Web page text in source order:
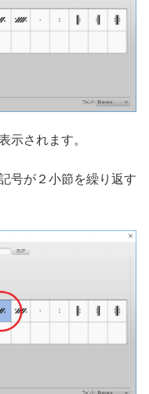
示されます。
号が２小節を繰り返す